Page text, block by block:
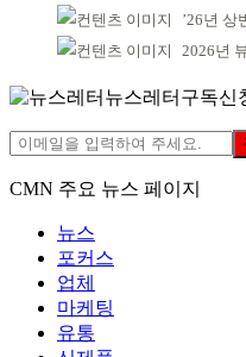
’26년 상반
2026년 뷰
뉴스레터구독신
CMN 주요 뉴스 페이지
뉴스
포커스
업체
마케팅
유통